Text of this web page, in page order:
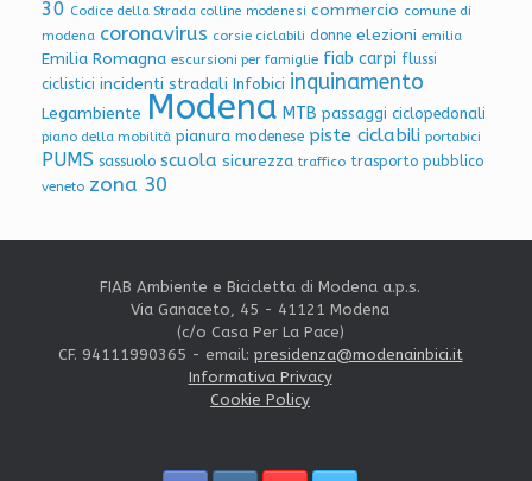
30 Codice della Strada colline modenesi commercio comune di
modena coronavirus corsie ciclabili donne elezioni emilia
Emilia Romagna escursioni per famiglie fiab carpi flussi
ciclistici incidenti stradali Infobici inquinamento
Legambiente Modena MTB passaggi ciclopedonali
piano della mobilità pianura modenese piste ciclabili portabici
PUMS sassuolo scuola sicurezza traffico trasporto pubblico
veneto zona 30
FIAB Ambiente e Bicicletta di Modena a.p.s.
Via Ganaceto, 45 - 41121 Modena
(c/o Casa Per La Pace)
CF. 94111990365 - email: presidenza@modenainbici.it
Informativa Privacy
Cookie Policy